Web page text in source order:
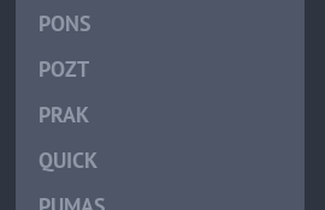
PONS
POZT
PRAK
QUICK